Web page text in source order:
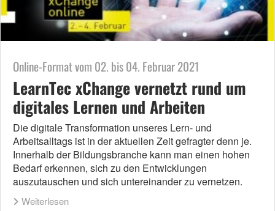
Online-Format vom 02. bis 04. Februar 2021
LearnTec xChange vernetzt rund um
digitales Lernen und Arbeiten
Die digitale Transformation unseres Lern- und
Arbeitsalltags ist in der aktuellen Zeit gefragter denn je.
Innerhalb der Bildungsbranche kann man einen hohen
Bedarf erkennen, sich zu den Entwicklungen
auszutauschen und sich untereinander zu vernetzen.
Weiterlesen